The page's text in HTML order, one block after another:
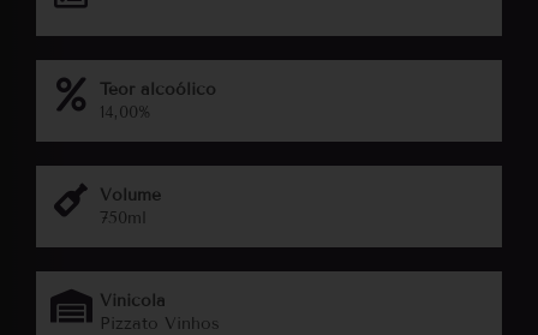
Teor alcoólico
14,00%
Volume
750ml
Vinicola
Pizzato Vinhos